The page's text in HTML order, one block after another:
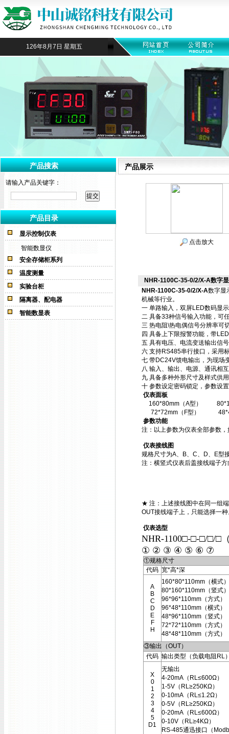
126年8月7日 星期五
产品搜索
请输入产品关键字：
产品目录
显示控制仪表
智能数显仪
安全存储柜系列
温度测量
实验台柜
隔离器、配电器
智能数显表
产品展示
点击放大
NHR-1100C-35-0/2/X-A数字
NHR-1100C-35-0/2/X-A数字显
机械等行业。
一 单路输入，双屏LED数码显
二 具备33种信号输入功能，可
三 热电阻\热电偶信号分辨率
四 具备上下限报警功能，带
五 具有电压、电流变送输出信
六 支持RS485串行接口，采用
七 带DC24V馈电输出，为现场
八 输入、输出、电源、通讯相
九 具备多种外形尺寸及样式供
十 参数设定密码锁定，参数设
仪表面板
160*80mm（A型）
72*72mm（F型）
参数功能
注：以上参数为仪表全部参数
仪表接线图
规格尺寸为A、B、C、D、E型
注：横竖式仪表后盖接线端子
★ 注：上述接线图中在同一组
OUT接线端子上，只能选择一种
仪表选型
NHR-1100□-□-□/□/□
① ② ③ ④ ⑤ ⑥ ⑦
①规格尺寸
代码 宽*高*深
A
B
C
D
E
F
H
160*80*110mm（横式）
80*160*110mm（竖式）
96*96*110mm（方式）
96*48*110mm（横式）
48*96*110mm（竖式）
72*72*110mm（方式）
48*48*110mm（方式）
③输出（OUT）
代码 输出类型（负载电阻RL
X
0
1
2
3
4
5
D1
无输出
4-20mA（RL≤600Ω）
1-5V（RL≥250KΩ）
0-10mA（RL≤1.2Ω）
0-5V（RL≥250KΩ）
0-20mA（RL≤600Ω）
0-10V（RL≥4KΩ）
RS-485通迅接口（